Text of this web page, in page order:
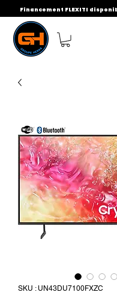
Financement FLEXITI
SKU : UN43DU7100FXZC